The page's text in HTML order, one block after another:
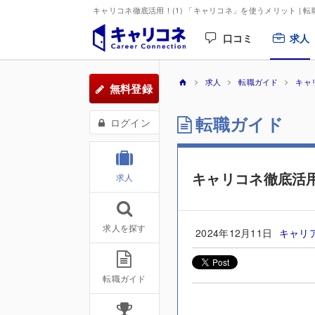
キャリコネ徹底活用！(1) 「キャリコネ」を使うメリット | 転
口コミ 求人
無料登録
ログイン
求人
求人を探す
転職ガイド
求人 転職ガイド キャ
転職ガイド
キャリコネ徹底活
2024年12月11日 キャリ